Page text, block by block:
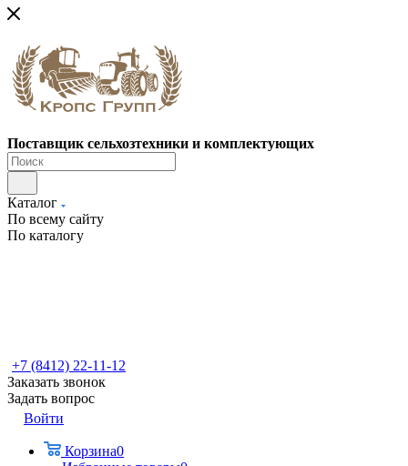
Поставщик сельхозтехники и комплектующих
Каталог
По всему сайту
По каталогу
+7 (8412) 22-11-12
Заказать звонок
Задать вопрос
Войти
Корзина0